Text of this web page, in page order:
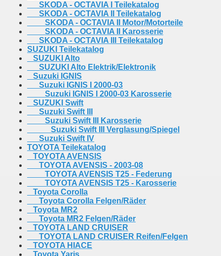
SKODA - OCTAVIA I Teilekatalog
SKODA - OCTAVIA II Teilekatalog
SKODA - OCTAVIA II Motor/Motorteile
SKODA - OCTAVIA II Karosserie
SKODA - OCTAVIA III Teilekatalog
SUZUKI Teilekatalog
SUZUKI Alto
SUZUKI Alto Elektrik/Elektronik
Suzuki IGNIS
Suzuki IGNIS I 2000-03
Suzuki IGNIS I 2000-03 Karosserie
SUZUKI Swift
Suzuki Swift III
Suzuki Swift III Karosserie
Suzuki Swift III Verglasung/Spiegel
Suzuki Swift IV
TOYOTA Teilekatalog
TOYOTA AVENSIS
TOYOTA AVENSIS - 2003-08
TOYOTA AVENSIS T25 - Federung
TOYOTA AVENSIS T25 - Karosserie
Toyota Corolla
Toyota Corolla Felgen/Räder
Toyota MR2
Toyota MR2 Felgen/Räder
TOYOTA LAND CRUISER
TOYOTA LAND CRUISER Reifen/Felgen
TOYOTA HIACE